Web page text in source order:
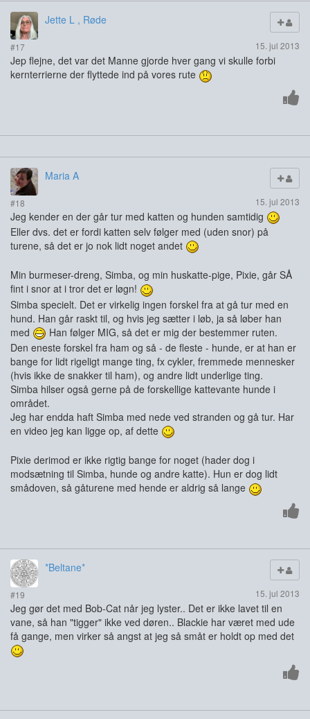
Jette L , Røde
#17 15. jul 2013
Jep flejne, det var det Manne gjorde hver gang vi skulle forbi
kernterrierne der flyttede ind på vores rute
Maria A
#18 15. jul 2013
Jeg kender en der går tur med katten og hunden samtidig
Eller dvs. det er fordi katten selv følger med (uden snor) på
turene, så det er jo nok lidt noget andet
Min burmeser-dreng, Simba, og min huskatte-pige, Pixie, går SÅ
fint i snor at i tror det er løgn!
Simba specielt. Det er virkelig ingen forskel fra at gå tur med en
hund. Han går raskt til, og hvis jeg sætter i løb, ja så løber han
med
Han følger MIG, så det er mig der bestemmer ruten.
Den eneste forskel fra ham og så - de fleste - hunde, er at han er
bange for lidt rigeligt mange ting, fx cykler, fremmede mennesker
(hvis ikke de snakker til ham), og andre lidt underlige ting.
Simba hilser også gerne på de forskellige kattevante hunde i
området.
Jeg har endda haft Simba med nede ved stranden og gå tur. Har
en video jeg kan ligge op, af dette
Pixie derimod er ikke rigtig bange for noget (hader dog i
modsætning til Simba, hunde og andre katte). Hun er dog lidt
smådoven, så gåturene med hende er aldrig så lange
*Beltane*
#19 15. jul 2013
Jeg gør det med Bob-Cat når jeg lyster.. Det er ikke lavet til en
vane, så han "tigger" ikke ved døren.. Blackie har været med ude
få gange, men virker så angst at jeg så småt er holdt op med det